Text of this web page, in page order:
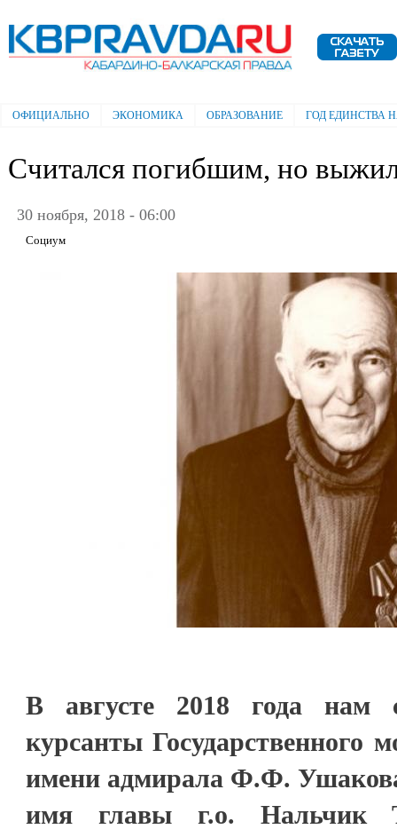
Электронная газета "Кабардино-
Балкарская правда"
Главное меню
ОФИЦИАЛЬНО ЭКОНОМИКА ОБРАЗОВАНИЕ ГОД ЕДИНСТВА
Считался погибшим, но
30 ноября, 2018 - 06:00
Социум
В августе 2018 года нам
курсанты Государственного
имени адмирала Ф.Ф.
имя главы г.о. Нальчик